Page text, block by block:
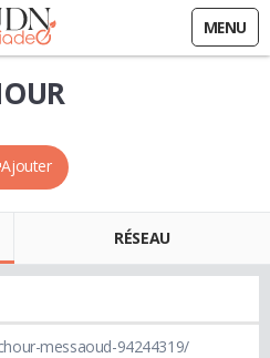
MENU
Ajouter
RÉSEAU
messaoud-94244319/